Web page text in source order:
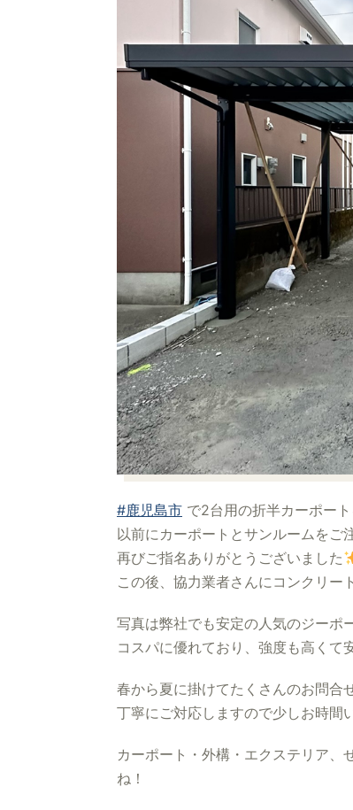
#鹿児島市 で2台用の折半カーポート
以前にカーポートとサンルームをご
再びご指名ありがとうございました
この後、協力業者さんにコンクリー
写真は弊社でも安定の人気のジーポ
コスパに優れており、強度も高くて
春から夏に掛けてたくさんのお問合
丁寧にご対応しますので少しお時間
カーポート・外構・エクステリア、
ね！